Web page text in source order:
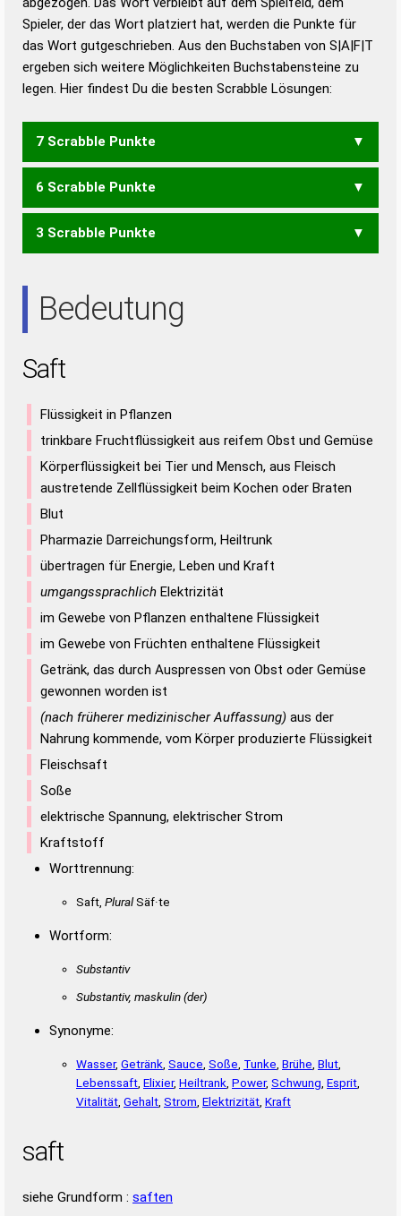
Duden – Richtiges und gutes
Deutsch
Duden – Die deutsche Grammatik
Duden – Deutsches
Universalwörterbuch
Spieler, der das Wort platziert hat, werden die Punkte für
das Wort gutgeschrieben. Aus den Buchstaben von S|A|F|T
ergeben sich weitere Möglichkeiten Buchstabensteine zu
legen. Hier findest Du die besten Scrabble Lösungen:
7 Scrabble Punkte
FAST
6 Scrabble Punkte
FAS
3 Scrabble Punkte
Bedeutung
Saft
Flüssigkeit in Pflanzen
trinkbare Fruchtflüssigkeit aus reifem Obst und Gemüse
Körperflüssigkeit bei Tier und Mensch, aus Fleisch
austretende Zellflüssigkeit beim Kochen oder Braten
Blut
Pharmazie Darreichungsform, Heiltrunk
übertragen für Energie, Leben und Kraft
umgangssprachlich Elektrizität
im Gewebe von Pflanzen enthaltene Flüssigkeit
im Gewebe von Früchten enthaltene Flüssigkeit
Getränk, das durch Auspressen von Obst oder Gemüse
gewonnen worden ist
(nach früherer medizinischer Auffassung) aus der
Nahrung kommende, vom Körper produzierte Flüssigkeit
Fleischsaft
Soße
elektrische Spannung, elektrischer Strom
Kraftstoff
Worttrennung:
Saft, PluralSäf·te
Wortform:
Substantiv
Substantiv, maskulin(der)
Synonyme:
Wasser, Getränk Sauce Soße Tunke Brühe Blut
Lebenssaft Elixier, Heiltrank Power, Schwung Esprit
Vitalität Gehalt Strom Elektrizität Kraft
saft
siehe Grundform : saften